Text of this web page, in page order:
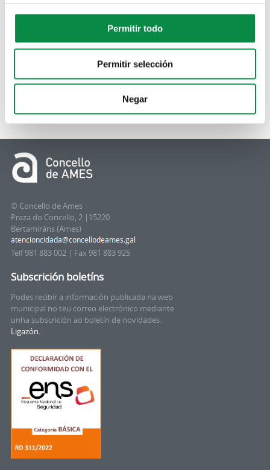
Permitir todo
Permitir selección
Negar
© Concello de Ames
Praza do Concello, 2 |15220
Bertamiráns (Ames)
Telf 981 883 002 | Fax 981 883 925
Subscrición boletíns
Podes recibir a información publicada na web
municipal no teu correo electrónico mediante
unha subscrición ao boletín de novidades.
Ligazón.